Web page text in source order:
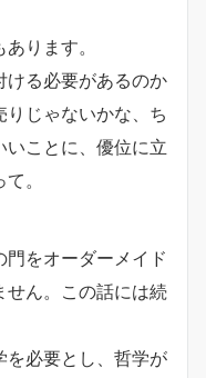
ります。
ける必要があるのか
じゃないかな、ち
いことに、優位に立
。
をオーダーメイド
せん。この話には続
を必要とし、哲学が